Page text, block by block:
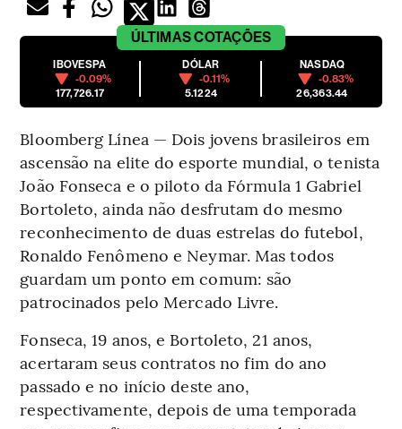
ÚLTIMASCOTAÇÕES
IBOVESPA
-0.09%
177,726.17
DÓLAR
-0.11%
5.1224
NASDAQ
-0.83%
26,363.44
Bloomberg Línea — Dois jovens brasileiros em
ascensão na elite do esporte mundial, o tenista
João Fonseca e o piloto da Fórmula 1 Gabriel
Bortoleto, ainda não desfrutam do mesmo
reconhecimento de duas estrelas do futebol,
Ronaldo Fenômeno e Neymar. Mas todos
guardam um ponto em comum: são
patrocinados pelo Mercado Livre.
Fonseca, 19 anos, e Bortoleto, 21 anos,
acertaram seus contratos no fim do ano
passado e no início deste ano,
respectivamente, depois de uma temporada